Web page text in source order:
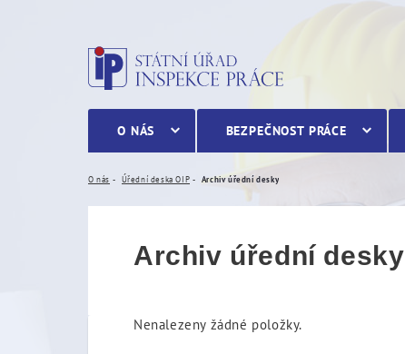
Archiv úřední desky
O NÁS BEZPEČNOST PRÁCE
O nás Úřední deska OIP Archiv úřední desky
Archiv úřední desky
Nenalezeny žádné položky.